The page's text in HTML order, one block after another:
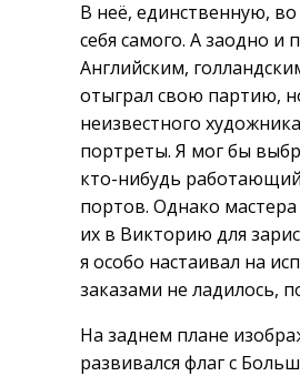
В неё, единственную,
себя самого. А заодно
Английским,
отыграл свою партию,
неизвестного
портреты. Я мог бы
кто-нибудь
портов. Однако
их в Викторию для
я особо настаивал на
заказами не ладилось,
На заднем плане
развивался флаг с